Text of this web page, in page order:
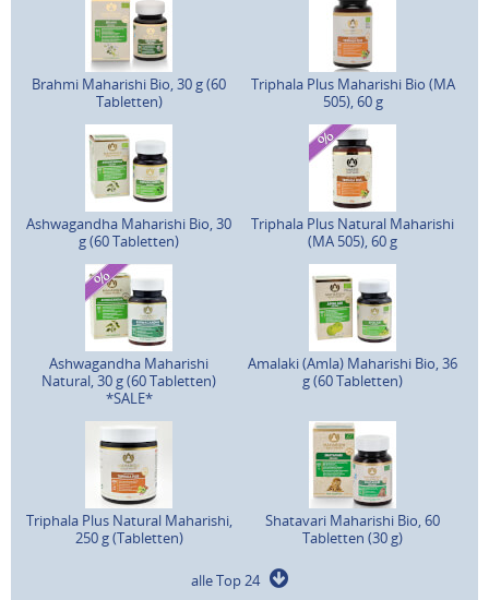
Brahmi Maharishi Bio, 30 g (60
Tabletten)
Triphala Plus Maharishi Bio (MA
505), 60 g
Ashwagandha Maharishi Bio, 30
g (60 Tabletten)
Triphala Plus Natural Maharishi
(MA 505), 60 g
Ashwagandha Maharishi
Natural, 30 g (60 Tabletten)
*SALE*
Amalaki (Amla) Maharishi Bio, 36
g (60 Tabletten)
Triphala Plus Natural Maharishi,
250 g (Tabletten)
Shatavari Maharishi Bio, 60
Tabletten (30 g)
alle Top 24